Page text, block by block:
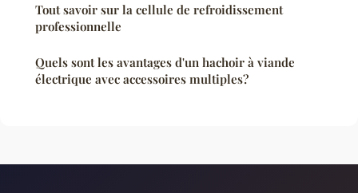
Tout savoir sur la cellule de refroidissement
professionnelle
Quels sont les avantages d'un hachoir à viande
électrique avec accessoires multiples?